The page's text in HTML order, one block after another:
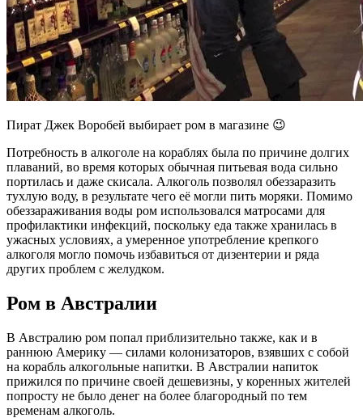
Пират Джек Воробей выбирает ром в магазине 😉
Потребность в алкоголе на кораблях была по причине долгих
плаваний, во время которых обычная питьевая вода сильно
портилась и даже скисала. Алкоголь позволял обеззаразить
тухлую воду, в результате чего её могли пить моряки. Помимо
обеззараживания воды ром использовался матросами для
профилактики инфекций, поскольку еда также хранилась в
ужасных условиях, а умеренное употребление крепкого
алкоголя могло помочь избавиться от дизентерии и ряда
других проблем с желудком.
Ром в Австралии
В Австралию ром попал приблизительно также, как и в
раннюю Америку — силами колонизаторов, взявших с собой
на корабль алкогольные напитки. В Австралии напиток
прижился по причине своей дешевизны, у коренных жителей
попросту не было денег на более благородный по тем
временам алкоголь.